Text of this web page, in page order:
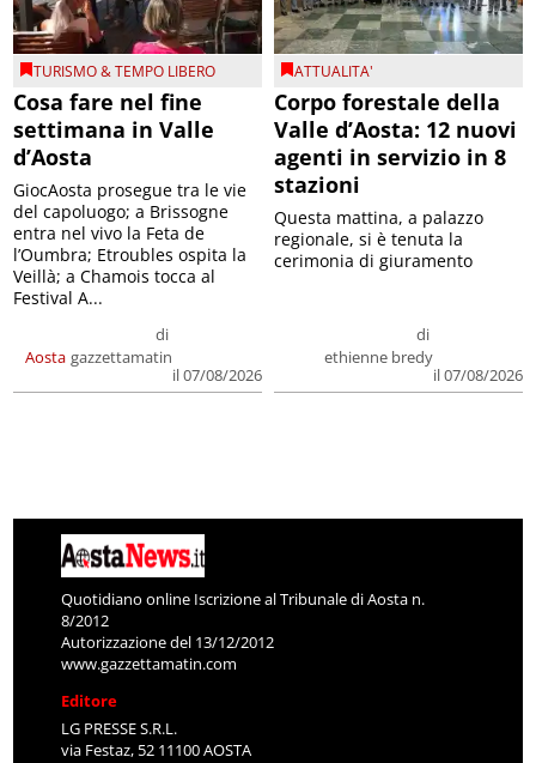
TURISMO & TEMPO LIBERO
Cosa fare nel fine
settimana in Valle
d’Aosta
Aosta
di
gazzettamatin
il 07/08/2026
GiocAosta prosegue tra le vie
del capoluogo; a Brissogne
entra nel vivo la Feta de
l’Oumbra; Etroubles ospita la
Veillà; a Chamois tocca al
Festival A...
ATTUALITA'
Corpo forestale della
Valle d’Aosta: 12 nuovi
agenti in servizio in 8
stazioni
di
ethienne bredy
il 07/08/2026
Questa mattina, a palazzo
regionale, si è tenuta la
cerimonia di giuramento
Quotidiano online Iscrizione al Tribunale di Aosta n.
8/2012
Autorizzazione del 13/12/2012
www.gazzettamatin.com
Editore
LG PRESSE S.R.L.
via Festaz, 52 11100 AOSTA